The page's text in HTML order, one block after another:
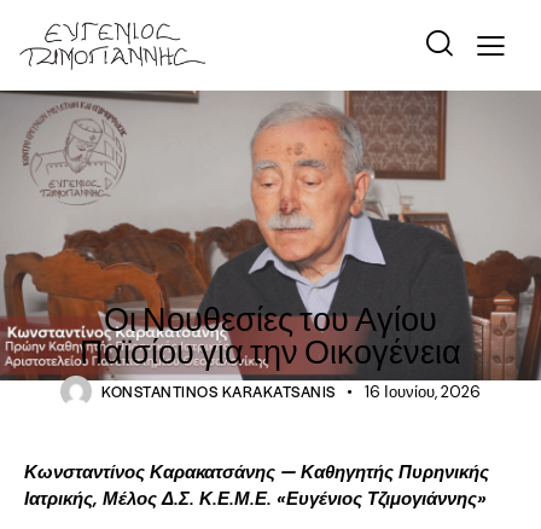
ΙΣΤΟΡΊΑ
Οι Νουθεσίες του Αγίου
Παϊσίου για την Οικογένεια
KONSTANTINOS KARAKATSANIS 16 Ιουνίου, 2026
Κωνσταντίνος Καρακατσάνης — Καθηγητής Πυρηνικής
Ιατρικής, Μέλος Δ.Σ. Κ.Ε.Μ.Ε. «Ευγένιος Τζιμογιάννης»